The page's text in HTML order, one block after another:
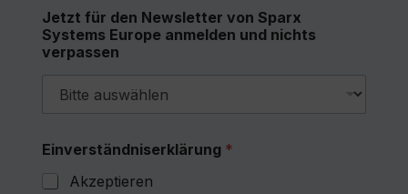
Jetzt für den Newsletter von Sparx
Systems Europe anmelden und nichts
verpassen
Einverständniserklärung *
Akzeptieren